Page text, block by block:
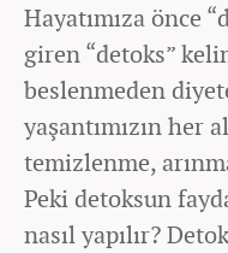
Hayatımıza önce
giren “detoks”
beslenmeden
yaşantımızın her
temizlenme,
Peki detoksun
nasıl yapılır?